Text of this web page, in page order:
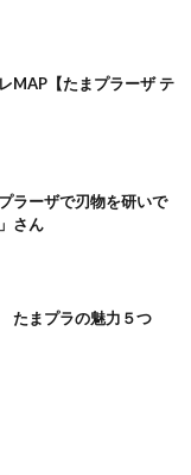
MAP【たまプラーザ テ
ラーザで刃物を研いで
さん
たまプラの魅力５つ